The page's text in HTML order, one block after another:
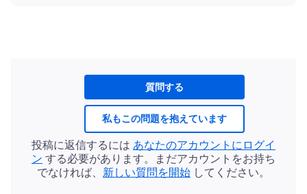
質問する
私もこの問題を抱えています
投稿に返信するには あなたのアカウントにログイ
ン する必要があります。まだアカウントをお持ち
でなければ、 新しい質問を開始 してください。